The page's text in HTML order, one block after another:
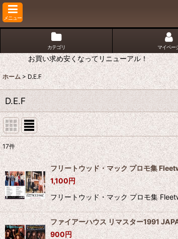
メニュー
カテゴリ マイペー
お買い求め安くなってリニューアル！
ホーム > D.E.F
D.E.F
表示数:
並び順:
17件
フリートウッド・マック プロモ集
1,100円
フリートウッド・マック プロモ集
ファイアーハウス リマスター1991
900円